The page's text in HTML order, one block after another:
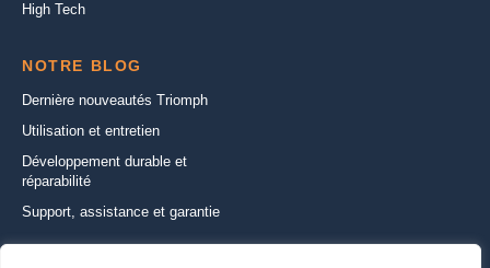
High Tech
NOTRE BLOG
Dernière nouveautés Triomph
Utilisation et entretien
Développement durable et
réparabilité
Support, assistance et garantie